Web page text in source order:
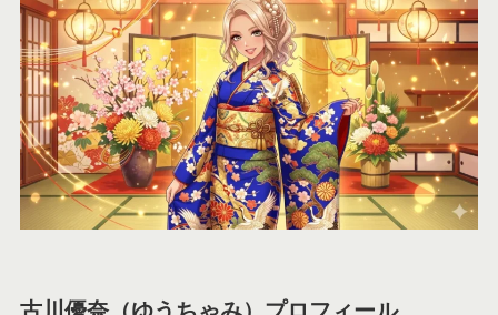
古川優奈（ゆうちゃみ）プロフィール